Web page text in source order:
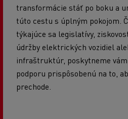
transformácie stáť po boku a
túto cestu s úplným pokojom.
týkajúce sa legislatívy,
údržby elektrických vozidiel
infraštruktúr, poskytneme
podporu prispôsobenú na to,
prechode.